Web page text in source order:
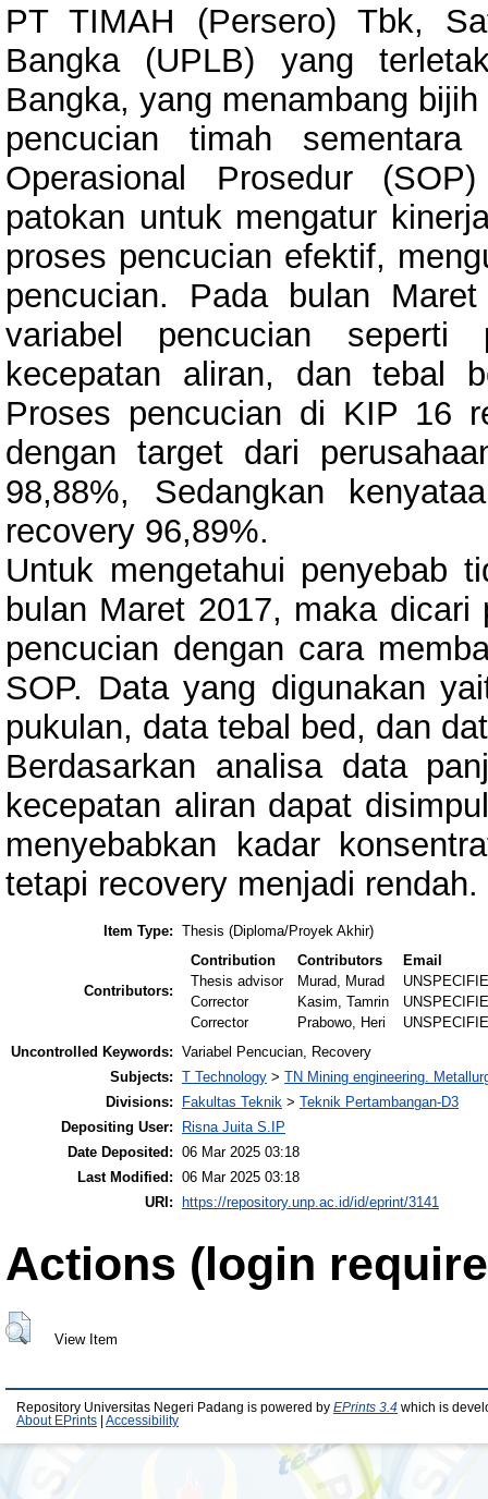
PT TIMAH (Persero) Tbk,
Bangka (UPLB) yang
Bangka, yang menambang
pencucian timah
Operasional Prosedur
patokan untuk mengatur
proses pencucian efektif,
pencucian. Pada bulan
variabel pencucian seperti
kecepatan aliran, dan tebal
Proses pencucian di KIP 16
dengan target dari
98,88%, Sedangkan
recovery 96,89%.
Untuk mengetahui penyebab
bulan Maret 2017, maka dicari
pencucian dengan cara
SOP. Data yang digunakan
pukulan, data tebal bed, dan
Berdasarkan analisa data
kecepatan aliran dapat
menyebabkan kadar
tetapi recovery menjadi rendah.
Item Type: Thesis (Diploma/Proyek Akhir)
Contributors:
Contribution Contributors
Email
Thesis advisor
Murad, Murad
Corrector
Kasim, Tamrin
Corrector
Prabowo, Heri
Uncontrolled Keywords: Variabel Pencucian, Recovery
Subjects: T Technology > TN Mining engineering.
Divisions:
Fakultas Teknik > Teknik Pertambangan-D3
Depositing User:
Risna Juita S.IP
Date Deposited: 06 Mar 2025 03:18
Last Modified: 06 Mar 2025 03:18
URI:
https://repository.unp.ac.id/id/eprint/3141
Actions (login
View Item
Repository Universitas Negeri Padang is powered by EPrints 3.4 which is
About EPrints
Accessibility